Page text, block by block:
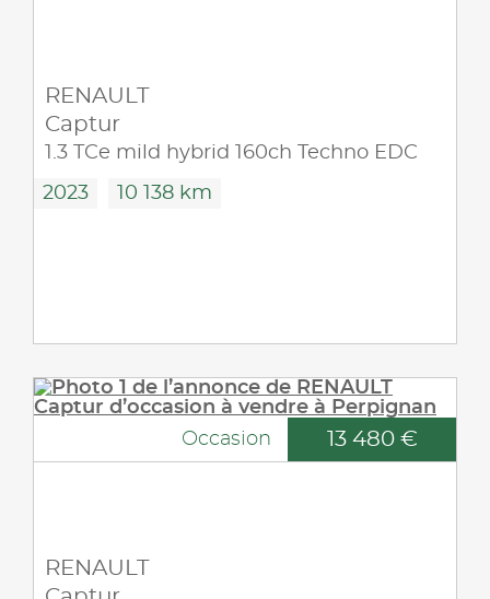
RENAULT
Captur
1.3 TCe mild hybrid 160ch Techno EDC
2023 10 138 km
Occasion 13 480 €
RENAULT